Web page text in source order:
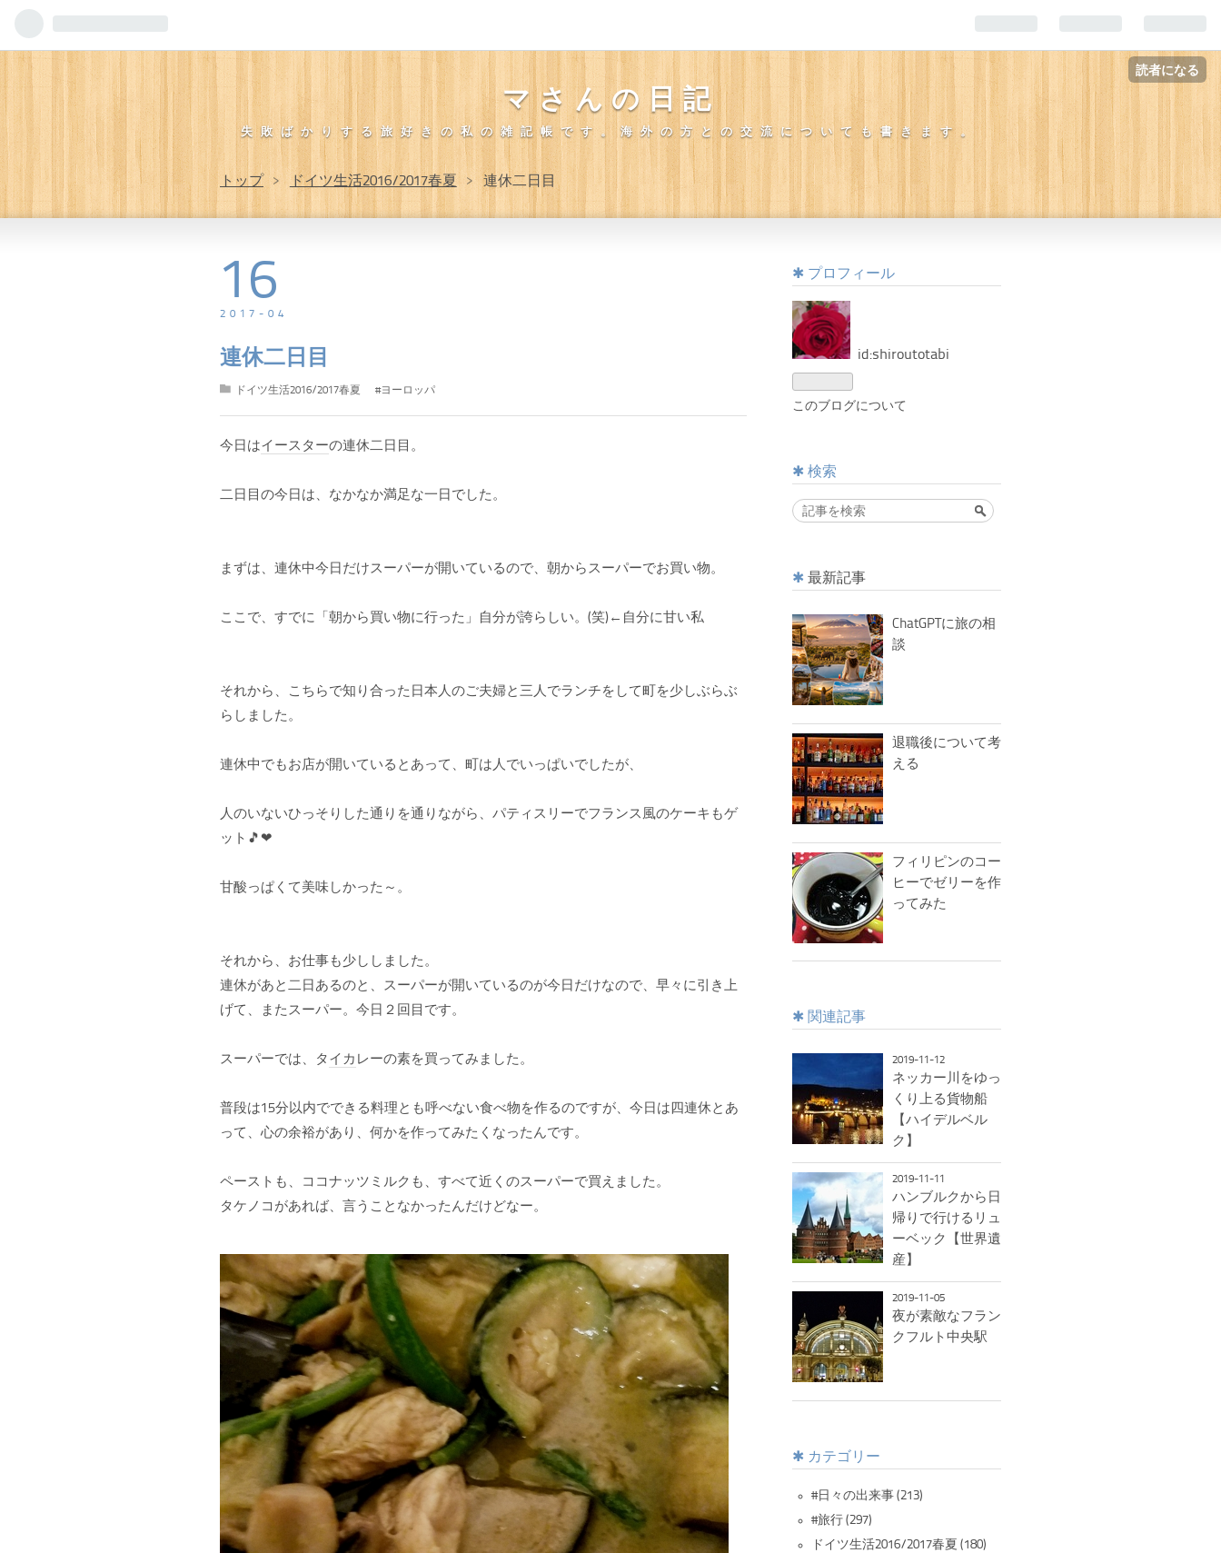
読者になる
マさんの日記
失敗ばかりする旅好きの私の雑記帳です。海外の方との交流についても書きます。
トップ > ドイツ生活2016/2017春夏 > 連休二日目
2017-04
16
連休二日目
ドイツ生活2016/2017春夏 #ヨーロッパ
今日はイースターの連休二日目。
二日目の今日は、なかなか満足な一日でした。
まずは、連休中今日だけスーパーが開いているので、朝からスーパーでお買い物。
ここで、すでに「朝から買い物に行った」自分が誇らしい。(笑)←自分に甘い私
それから、こちらで知り合った日本人のご夫婦と三人でランチをして町を少しぶらぶ
らしました。
連休中でもお店が開いているとあって、町は人でいっぱいでしたが、
人のいないひっそりした通りを通りながら、パティスリーでフランス風のケーキもゲ
ット🎵❤
甘酸っぱくて美味しかった～。
それから、お仕事も少ししました。
連休があと二日あるのと、スーパーが開いているのが今日だけなので、早々に引き上
げて、またスーパー。今日２回目です。
スーパーでは、タ イカ レーの素を買ってみました。
普段は15分以内でできる料理とも呼べない食べ物を作るのですが、今日は四連休とあ
って、心の余裕があり、何かを作ってみたくなったんです。
ペーストも、ココナッツミルクも、すべて近くのスーパーで買えました。
タケノコがあれば、言うことなかったんだけどなー。
プロフィール
id:shiroutotabi
このブログについて
検索
最新記事
ChatGPTに旅の相
談
退職後について考
える
フィリピンのコー
ヒーでゼリーを作
ってみた
関連記事
2019-11-12
ネッカー川をゆっ
くり上る貨物船
【ハイデルベル
ク】
2019-11-11
ハンブルクから日
帰りで行けるリュ
ーベック【世界遺
産】
2019-11-05
夜が素敵なフラン
クフルト中央駅
カテゴリー
#日々の出来事 (213)
#旅行 (297)
ドイツ生活2016/2017春夏 (180)